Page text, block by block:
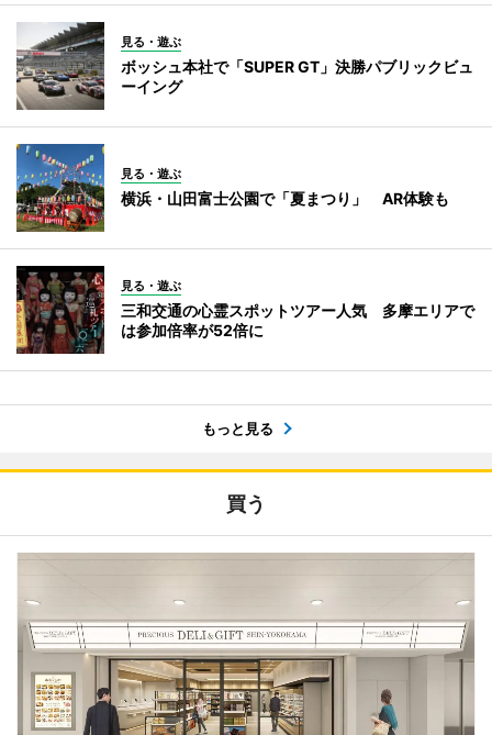
見る・遊ぶ
ボッシュ本社で「SUPER GT」決勝パブリックビュ
ーイング
見る・遊ぶ
横浜・山田富士公園で「夏まつり」 AR体験も
見る・遊ぶ
三和交通の心霊スポットツアー人気 多摩エリアで
は参加倍率が52倍に
もっと見る
買う